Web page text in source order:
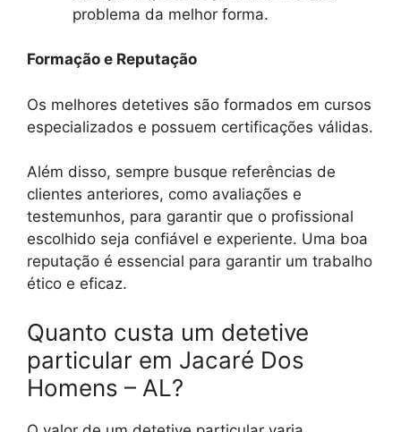
problema da melhor forma.
Formação e Reputação
Os melhores detetives são formados em cursos
especializados e possuem certificações válidas.
Além disso, sempre busque referências de
clientes anteriores, como avaliações e
testemunhos, para garantir que o profissional
escolhido seja confiável e experiente. Uma boa
reputação é essencial para garantir um trabalho
ético e eficaz.
Quanto custa um detetive
particular em Jacaré Dos
Homens – AL?